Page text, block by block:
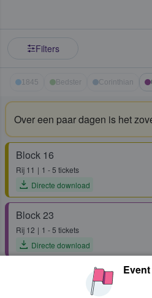
Filters
1845 Bedster Corinthian
Over een paar dagen is het
Block 16
Rij 11
1 - 5 tickets
Directe download
Block 23
Rij 12
1 - 5 tickets
Directe download
Event